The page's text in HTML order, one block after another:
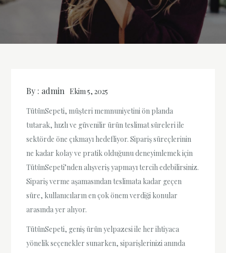
By : admin Ekim 5, 2025
TütünSepeti, müşteri memnuniyetini ön planda
tutarak, hızlı ve güvenilir ürün teslimat süreleri ile
sektörde öne çıkmayı hedefliyor. Sipariş süreçlerinin
ne kadar kolay ve pratik olduğunu deneyimlemek için
TütünSepeti’nden alışveriş yapmayı tercih edebilirsiniz.
Sipariş verme aşamasından teslimata kadar geçen
süre, kullanıcıların en çok önem verdiği konular
arasında yer alıyor.
TütünSepeti, geniş ürün yelpazesi ile her ihtiyaca
yönelik seçenekler sunarken, siparişlerinizi anında